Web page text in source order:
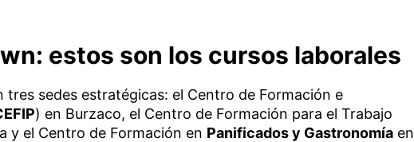
estos son los cursos laborales
tres sedes estratégicas: el Centro de Formación e
) en Burzaco, el Centro de Formación para el Trabajo
y el Centro de Formación en Panificados y Gastronomíaen